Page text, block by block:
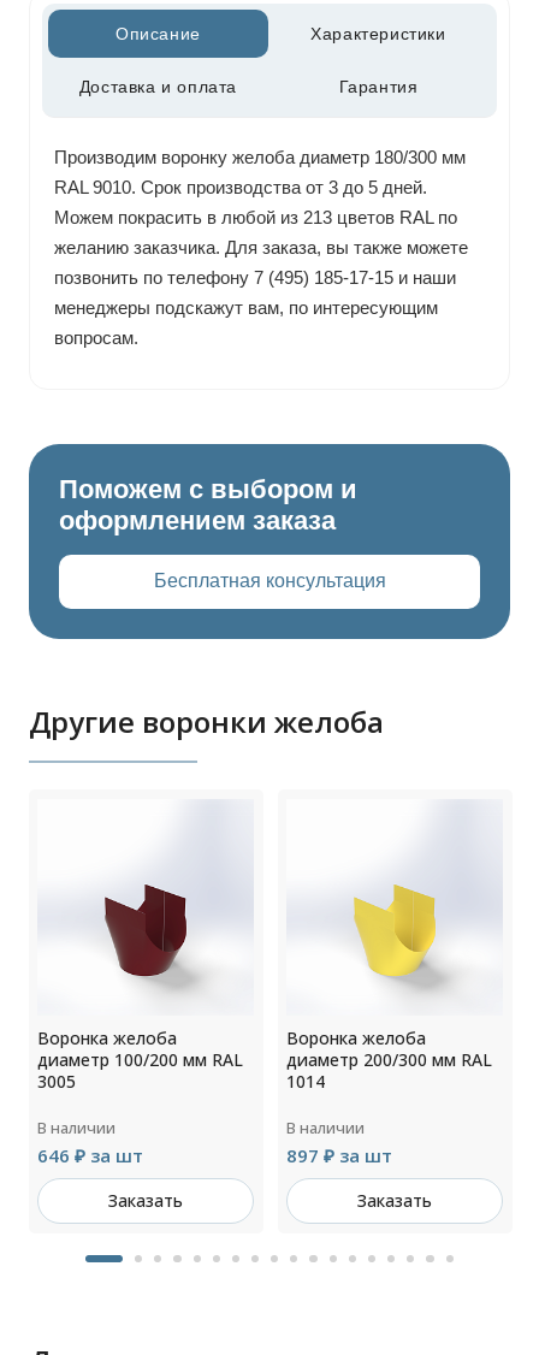
Описание Характеристики
Доставка и оплата Гарантия
Производим воронку желоба диаметр 180/300 мм
RAL 9010. Срок производства от 3 до 5 дней.
Можем покрасить в любой из 213 цветов RAL по
желанию заказчика. Для заказа, вы также можете
позвонить по телефону 7 (495) 185-17-15 и наши
менеджеры подскажут вам, по интересующим
вопросам.
Поможем с выбором и
оформлением заказа
Бесплатная консультация
Другие воронки желоба
Воронка желоба
диаметр 100/200 мм RAL
3005
В наличии
646 ₽ за шт
Заказать
Воронка желоба
диаметр 200/300 мм RAL
1014
В наличии
897 ₽ за шт
Заказать